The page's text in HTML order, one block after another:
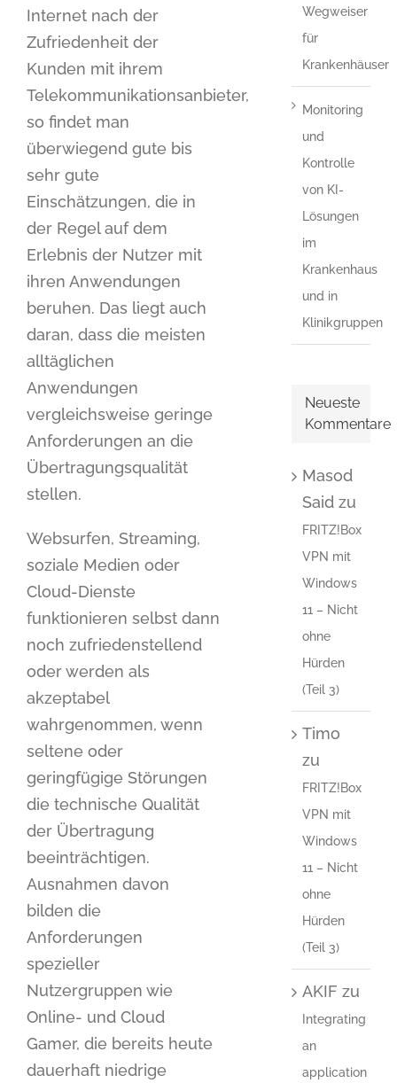
Internet nach der
Zufriedenheit der
Kunden mit ihrem
Telekommunikationsanbieter,
so findet man
überwiegend gute bis
sehr gute
Einschätzungen, die in
der Regel auf dem
Erlebnis der Nutzer mit
ihren Anwendungen
beruhen. Das liegt auch
daran, dass die meisten
alltäglichen
Anwendungen
vergleichsweise geringe
Anforderungen an die
Übertragungsqualität
stellen.
Websurfen, Streaming,
soziale Medien oder
Cloud-Dienste
funktionieren selbst dann
noch zufriedenstellend
oder werden als
akzeptabel
wahrgenommen, wenn
seltene oder
geringfügige Störungen
die technische Qualität
der Übertragung
beeinträchtigen.
Ausnahmen davon
bilden die
Anforderungen
spezieller
Nutzergruppen wie
Online- und Cloud
Gamer, die bereits heute
dauerhaft niedrige
Wegweiser
für
Krankenhäuser
Monitoring
und
Kontrolle
von KI-
Lösungen
im
Krankenhaus
und in
Klinikgruppen
Neueste
Kommentare
Masod
Saidzu
FRITZ!Box
VPN mit
Windows
11 – Nicht
ohne
Hürden
(Teil 3)
Timo
zu
FRITZ!Box
VPN mit
Windows
11 – Nicht
ohne
Hürden
(Teil 3)
AKIF zu
Integrating
an
application